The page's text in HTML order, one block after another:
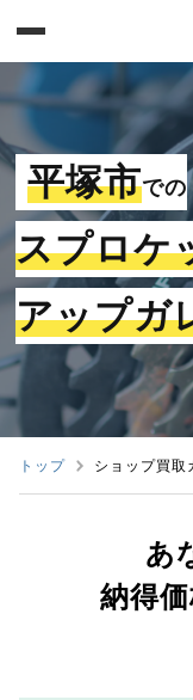
平塚市での
スプロケ
アップガ
トップ ショップ買取
あ
納得